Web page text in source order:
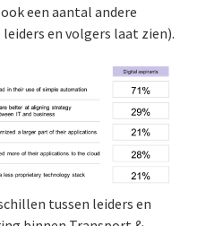
een aantal andere
en volgers laat zien).
tussen leiders en